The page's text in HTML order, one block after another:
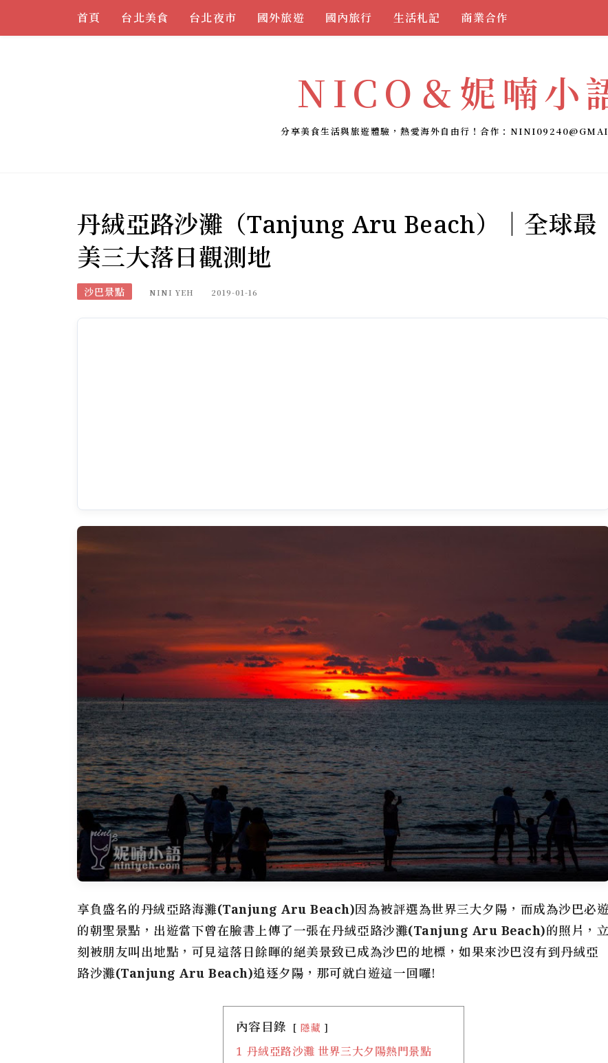
首頁 台北美食 台北夜市 國外旅遊 國內旅行 生活札記 商業合作
NICO＆妮喃小
分享美食生活與旅遊體驗，熱愛海外自由行！合作：
丹絨亞路沙灘（Tanjung Aru Beach）｜全球最
美三大落日觀測地
沙巴景點 NINI YEH 2019-01-16
享負盛名的丹絨亞路海灘(Tanjung Aru Beach)因為被評選為世界三大夕陽，而成為沙巴必遊
的朝聖景點，出遊當下曾在臉書上傳了一張在丹絨亞路沙灘(Tanjung Aru Beach)的照片，立
刻被朋友叫出地點，可見這落日餘暉的絕美景致已成為沙巴的地標，如果來沙巴沒有到丹絨亞
路沙灘(Tanjung Aru Beach)追逐夕陽，那可就白遊這一回囉!
內容目錄 隱藏
1 丹絨亞路沙灘 世界三大夕陽熱門景點